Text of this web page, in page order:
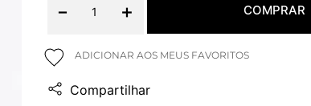
＋
－ COMPRAR
Compartilhar